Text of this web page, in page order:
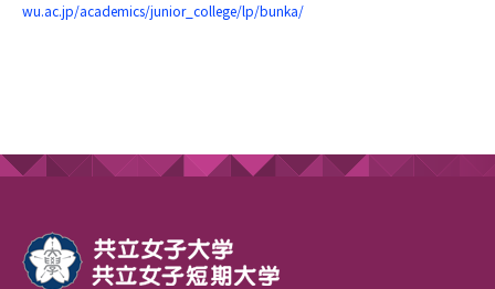
wu.ac.jp/academics/junior_college/lp/bunka/